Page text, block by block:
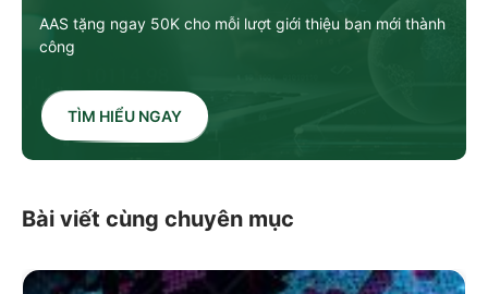
AAS tặng ngay 50K cho mỗi lượt giới thiệu bạn mới thành
công
TÌM HIỂU NGAY
Bài viết cùng chuyên mục